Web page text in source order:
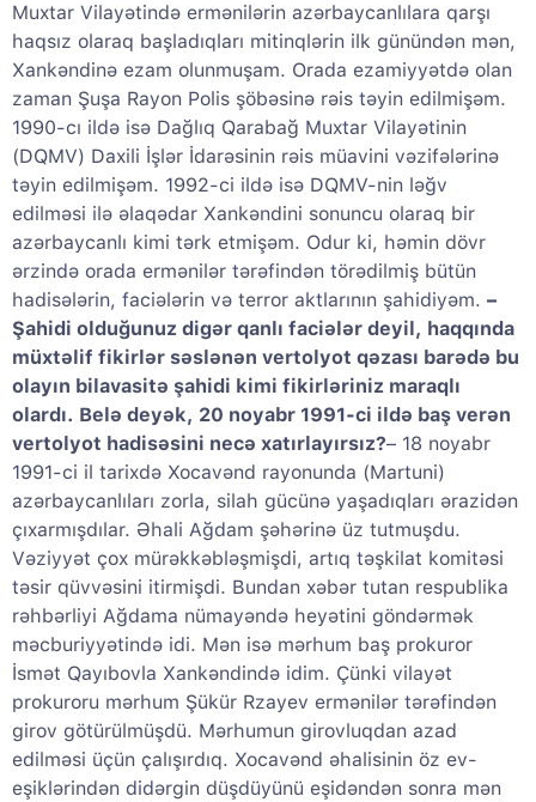
Muxtar Vilayətində ermənilərin azərbaycanlılara qarşı
haqsız olaraq başladıqları mitinqlərin ilk günündən mən,
Xankəndinə ezam olunmuşam. Orada ezamiyyətdə olan
zaman Şuşa Rayon Polis şöbəsinə rəis təyin edilmişəm.
1990-cı ildə isə Dağlıq Qarabağ Muxtar Vilayətinin
(DQMV) Daxili İşlər İdarəsinin rəis müavini vəzifələrinə
təyin edilmişəm. 1992-ci ildə isə DQMV-nin ləğv
edilməsi ilə əlaqədar Xankəndini sonuncu olaraq bir
azərbaycanlı kimi tərk etmişəm. Odur ki, həmin dövr
ərzində orada ermənilər tərəfindən törədilmiş bütün
hadisələrin, faciələrin və terror aktlarının şahidiyəm. –
Şahidi olduğunuz digər qanlı faciələr deyil, haqqında
müxtəlif fikirlər səslənən vertolyot qəzası barədə bu
olayın bilavasitə şahidi kimi fikirləriniz maraqlı
olardı. Belə deyək, 20 noyabr 1991-ci ildə baş verən
vertolyot hadisəsini necə xatırlayırsız?– 18 noyabr
1991-ci il tarixdə Xocavənd rayonunda (Martuni)
azərbaycanlıları zorla, silah gücünə yaşadıqları ərazidən
çıxarmışdılar. Əhali Ağdam şəhərinə üz tutmuşdu.
Vəziyyət çox mürəkkəbləşmişdi, artıq təşkilat komitəsi
təsir qüvvəsini itirmişdi. Bundan xəbər tutan respublika
rəhbərliyi Ağdama nümayəndə heyətini göndərmək
məcburiyyətində idi. Mən isə mərhum baş prokuror
İsmət Qayıbovla Xankəndində idim. Çünki vilayət
prokuroru mərhum Şükür Rzayev ermənilər tərəfindən
girov götürülmüşdü. Mərhumun girovluqdan azad
edilməsi üçün çalışırdıq. Xocavənd əhalisinin öz ev-
eşiklərindən didərgin düşdüyünü eşidəndən sonra mən